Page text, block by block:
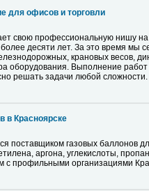
для офисов и торговли
свою профессиональную нишу на
десяти лет. За это время мы
крановых весов,
оборудования. Выполнение
решать задачи любой сложности.
в Красноярске
поставщиком газовых баллонов
аргона, углекислоты,
с профильными организациями